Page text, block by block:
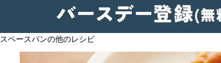
スペースパンの他のレシピ